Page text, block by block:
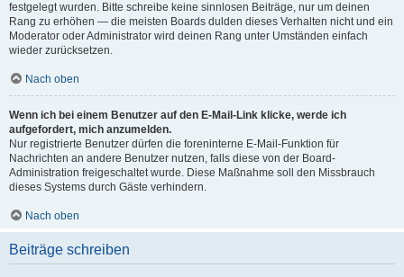
festgelegt wurden. Bitte schreibe keine sinnlosen Beiträge, nur um deinen
Rang zu erhöhen — die meisten Boards dulden dieses Verhalten nicht und ein
Moderator oder Administrator wird deinen Rang unter Umständen einfach
wieder zurücksetzen.
Nach oben
Wenn ich bei einem Benutzer auf den E-Mail-Link klicke, werde ich
aufgefordert, mich anzumelden.
Nur registrierte Benutzer dürfen die foreninterne E-Mail-Funktion für
Nachrichten an andere Benutzer nutzen, falls diese von der Board-
Administration freigeschaltet wurde. Diese Maßnahme soll den Missbrauch
dieses Systems durch Gäste verhindern.
Nach oben
Beiträge schreiben